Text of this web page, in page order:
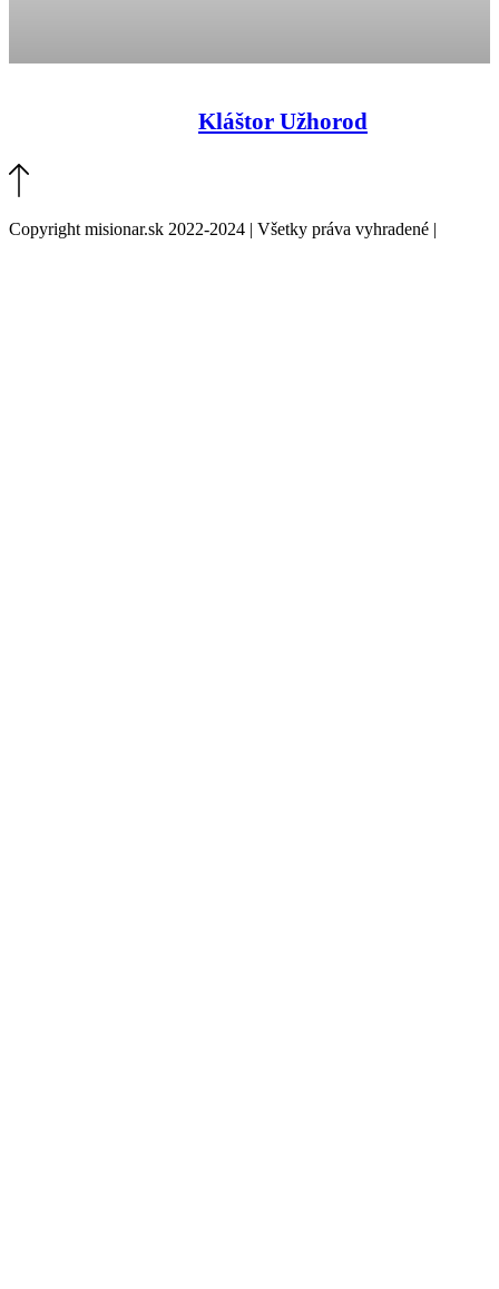
Kláštor Užhorod
Copyright misionar.sk 2022-2024 | Všetky práva vyhradené |